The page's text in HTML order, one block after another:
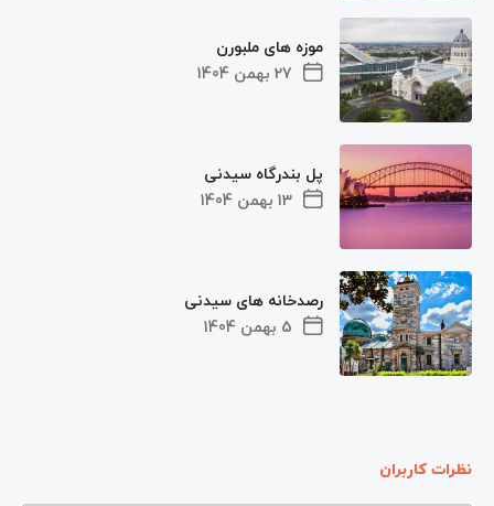
27 بهمن 1404
موزه های ملبورن
13 بهمن 1404
پل بندرگاه سیدنی
5 بهمن 1404
رصدخانه های سیدنی
نظرات کاربران